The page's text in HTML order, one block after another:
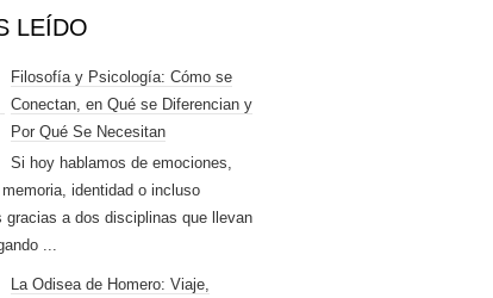
LEÍDO
Filosofía y Psicología: Cómo se
Conectan, en Qué se Diferencian y
Por Qué Se Necesitan
Si hoy hablamos de emociones,
identidad o incluso
gracias a dos disciplinas que llevan
...
La Odisea de Homero: Viaje,